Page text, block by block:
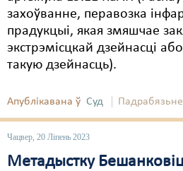
захоўванне, перавозка
прадукцыі, якая змяшчае
экстрэмісцкай дзейнасці
такую дзейнасць).
Апублікавана ў Суд
Чацвер, 20 Ліпень 2023
Метадыстку